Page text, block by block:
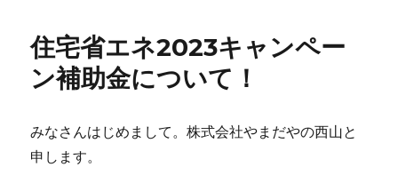
ー
様
ユ
ト
住宅省エネ2023キャンペー
ン補助金について！
みなさんはじめまして。株式会社やまだやの西山と
申します。